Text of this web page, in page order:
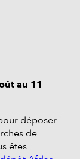
au 11
déposer
de
êtes